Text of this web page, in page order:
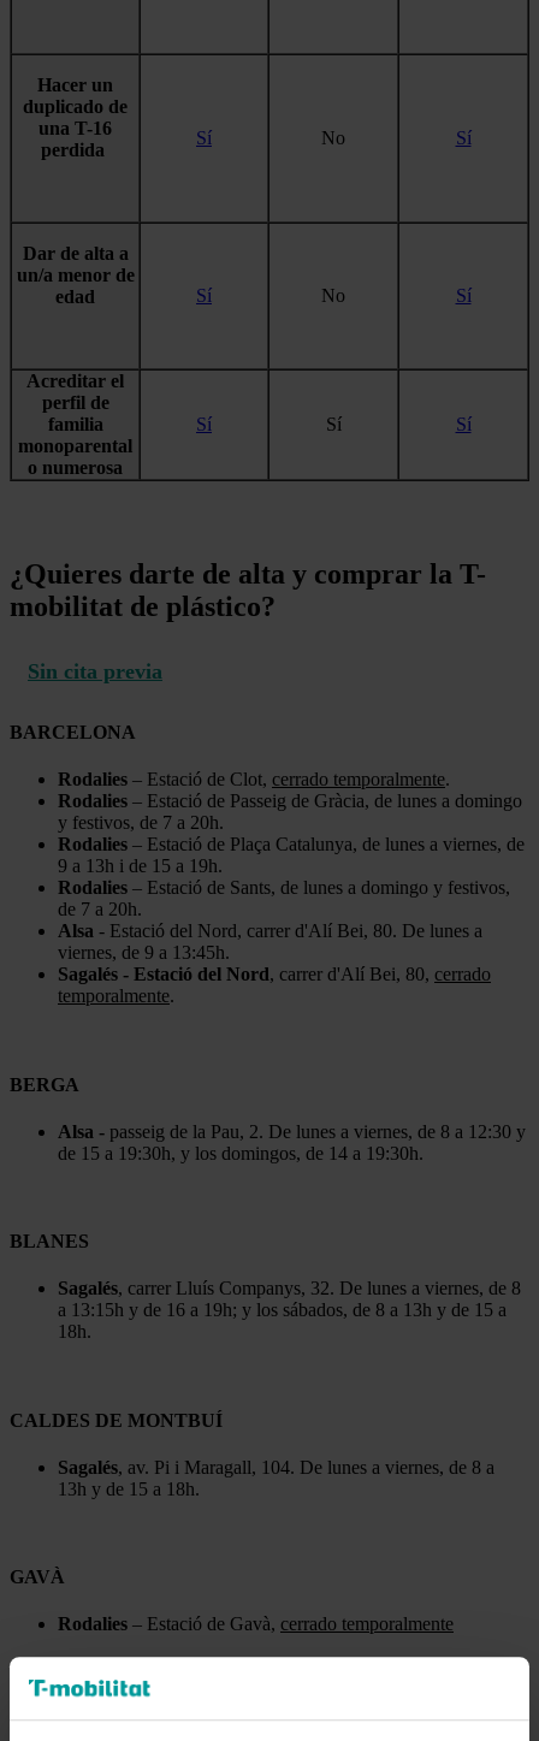
Hacer un
duplicado de
una T-16
perdida
Sí No Sí
Dar de alta a
un/a menor de
edad
Sí No Sí
Acreditar el
perfil de
familia
monoparental
o numerosa
Sí Sí Sí
¿Quieres darte de alta y comprar la T-
mobilitat de plástico?
Sin cita previa
BARCELONA
Rodalies – Estació de Clot, cerrado temporalmente.
Rodalies – Estació de Passeig de Gràcia, de lunes a domingo
y festivos, de 7 a 20h.
Rodalies – Estació de Plaça Catalunya, de lunes a viernes, de
9 a 13h i de 15 a 19h.
Rodalies – Estació de Sants, de lunes a domingo y festivos,
de 7 a 20h.
Alsa - Estació del Nord, carrer d'Alí Bei, 80. De lunes a
viernes, de 9 a 13:45h.
Sagalés - Estació del Nord, carrer d'Alí Bei, 80, cerrado
temporalmente.
BERGA
Alsa - passeig de la Pau, 2. De lunes a viernes, de 8 a 12:30 y
de 15 a 19:30h, y los domingos, de 14 a 19:30h.
BLANES
Sagalés, carrer Lluís Companys, 32. De lunes a viernes, de 8
a 13:15h y de 16 a 19h; y los sábados, de 8 a 13h y de 15 a
18h.
CALDES DE MONTBUÍ
Sagalés, av. Pi i Maragall, 104. De lunes a viernes, de 8 a
13h y de 15 a 18h.
GAVÀ
Rodalies – Estació de Gavà, cerrado temporalmente